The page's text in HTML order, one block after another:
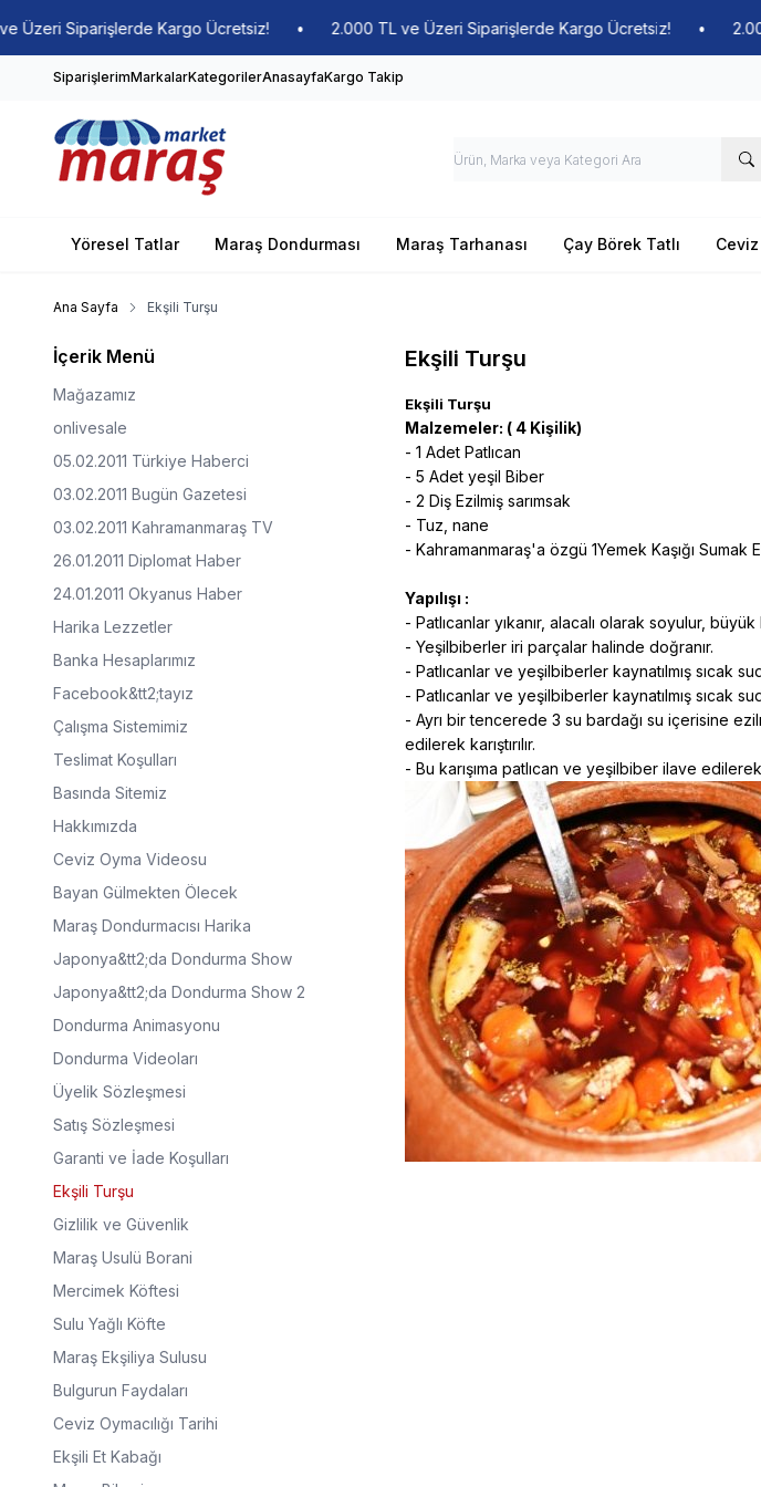
Siparişlerde Kargo Ücretsiz! • 2.000 TL ve Üzeri Siparişlerde Kargo Ücretsiz! • 2.000
SiparişlerimMarkalarKategorilerAnasayfaKargo Takip
Yöresel Tatlar Maraş Dondurması Maraş Tarhanası Çay Börek Tatlı
Ana Sayfa Ekşili Turşu
İçerik Menü
Mağazamız
onlivesale
05.02.2011 Türkiye Haberci
03.02.2011 Bugün Gazetesi
03.02.2011 Kahramanmaraş TV
26.01.2011 Diplomat Haber
24.01.2011 Okyanus Haber
Harika Lezzetler
Banka Hesaplarımız
Facebook&tt2;tayız
Çalışma Sistemimiz
Teslimat Koşulları
Basında Sitemiz
Hakkımızda
Ceviz Oyma Videosu
Bayan Gülmekten Ölecek
Maraş Dondurmacısı Harika
Japonya&tt2;da Dondurma Show
Japonya&tt2;da Dondurma Show 2
Dondurma Animasyonu
Dondurma Videoları
Üyelik Sözleşmesi
Satış Sözleşmesi
Garanti ve İade Koşulları
Ekşili Turşu
Gizlilik ve Güvenlik
Maraş Usulü Borani
Mercimek Köftesi
Sulu Yağlı Köfte
Maraş Ekşiliya Sulusu
Bulgurun Faydaları
Ceviz Oymacılığı Tarihi
Ekşili Et Kabağı
Ekşili Turşu
Ekşili Turşu
Malzemeler: ( 4 Kişilik)
- 1 Adet Patlıcan
- 5 Adet yeşil Biber
- 2 Diş Ezilmiş sarımsak
- Tuz, nane
- Kahramanmaraş'a özgü 1Yemek Kaşığı Sumak
Yapılışı :
- Patlıcanlar yıkanır, alacalı olarak soyulur,
- Yeşilbiberler iri parçalar halinde doğranır.
- Patlıcanlar ve yeşilbiberler kaynatılmış sıcak
- Patlıcanlar ve yeşilbiberler kaynatılmış sıcak
- Ayrı bir tencerede 3 su bardağı su içerisine
edilerek karıştırılır.
- Bu karışıma patlıcan ve yeşilbiber ilave